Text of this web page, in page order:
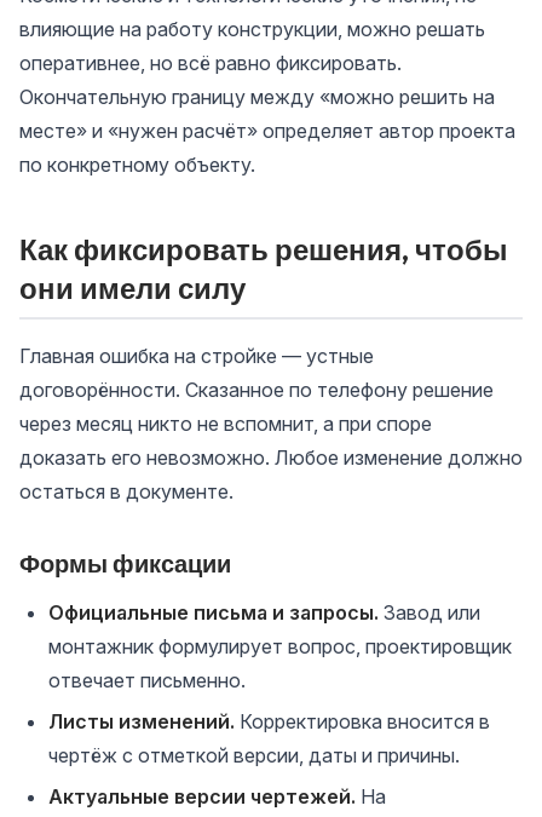
влияющие на работу конструкции, можно решать
оперативнее, но всё равно фиксировать.
Окончательную границу между «можно решить на
месте» и «нужен расчёт» определяет автор проекта
по конкретному объекту.
Как фиксировать решения, чтобы
они имели силу
Главная ошибка на стройке — устные
договорённости. Сказанное по телефону решение
через месяц никто не вспомнит, а при споре
доказать его невозможно. Любое изменение должно
остаться в документе.
Формы фиксации
Официальные письма и запросы. Завод или
монтажник формулирует вопрос, проектировщик
отвечает письменно.
Листы изменений. Корректировка вносится в
чертёж с отметкой версии, даты и причины.
Актуальные версии чертежей. На